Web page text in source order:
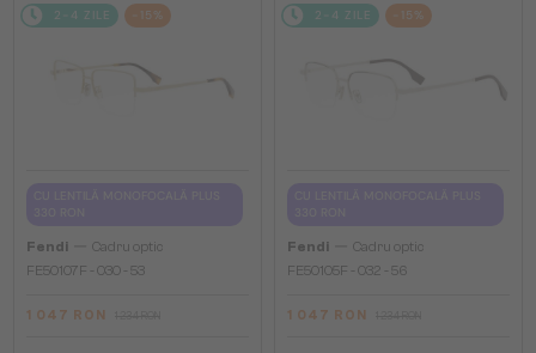
2-4 ZILE -15%
Fendi
Cadru optic
FE50107F - 030 - 53
1 047 RON
2-4 ZILE -15%
Fendi
Cadru optic
FE50105F - 032 - 56
1 047 RON